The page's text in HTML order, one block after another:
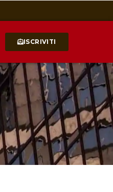
ISCRIVITI